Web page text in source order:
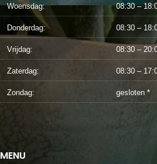
Woensdag: 08:30 –
Donderdag: 08:30 –
Vrijdag: 08:30 –
Zaterdag: 08:30 –
Zondag: gesloten *
MENU